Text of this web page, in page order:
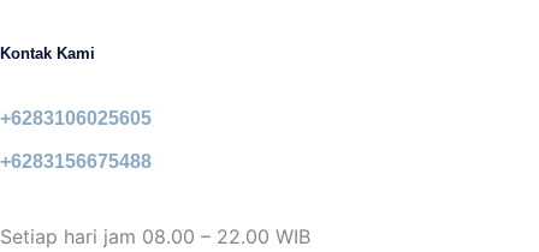
Kontak Kami
+6283106025605
+6283156675488
Setiap hari jam 08.00 – 22.00 WIB